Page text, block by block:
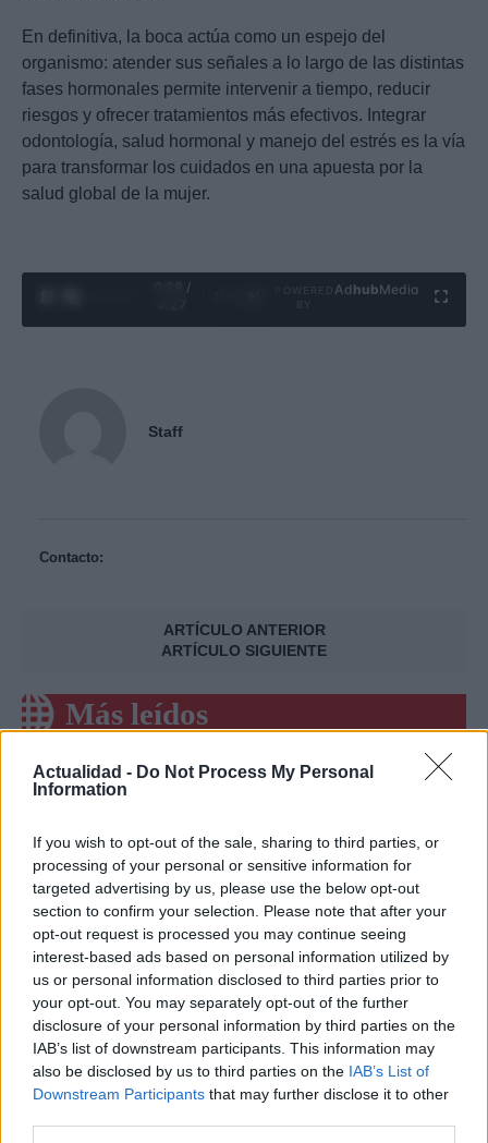
Actualidad - Do Not Process My Personal
Information
If you wish to opt-out of the sale, sharing to third parties, or
processing of your personal or sensitive information for
targeted advertising by us, please use the below opt-out
section to confirm your selection. Please note that after your
opt-out request is processed you may continue seeing
interest-based ads based on personal information utilized by
us or personal information disclosed to third parties prior to
your opt-out. You may separately opt-out of the further
disclosure of your personal information by third parties on the
IAB’s list of downstream participants. This information may
also be disclosed by us to third parties on the IAB’s List of
Downstream Participants that may further disclose it to other
En definitiva, la boca actúa como un espejo del
organismo: atender sus señales a lo largo de las distintas
fases hormonales permite intervenir a tiempo, reducir
riesgos y ofrecer tratamientos más efectivos. Integrar
odontología, salud hormonal y manejo del estrés es la vía
para transformar los cuidados en una apuesta por la
salud global de la mujer.
0:29 /
Ad hubMedia
Staff
Contacto:
ARTÍCULO ANTERIOR
ARTÍCULO SIGUIENTE
Más leídos
SALUD Y BIENESTAR
Crianza tradicional para una infancia más
autónoma
La crianza cotidiana se construye mediante decisiones